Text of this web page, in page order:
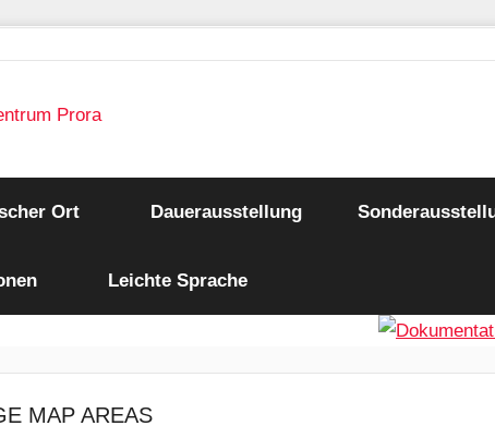
Ort Dauerausstellung
Leichte Sprache
MAP AREAS